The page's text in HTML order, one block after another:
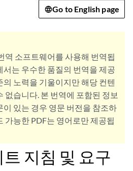
Go to English page
역 소프트웨어를 사용해 번역됩
서는 우수한 품질의 번역을 제공
노력을 기울이지만 해당 컨텐
없습니다. 본 번역에 포함된 정보
있는 경우 영문 버전을 참조하
가능한 PDF는 영어로만 제공됩
지침 및 요구